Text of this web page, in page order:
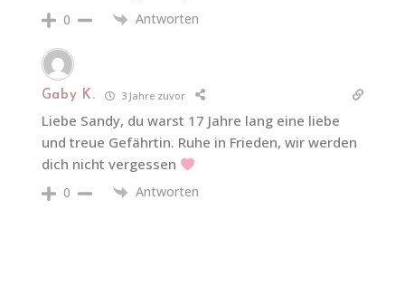
0 Antworten
Gaby K. 3 Jahre zuvor
Liebe Sandy, du warst 17 Jahre lang eine liebe
und treue Gefährtin. Ruhe in Frieden, wir werden
dich nicht vergessen
0 Antworten